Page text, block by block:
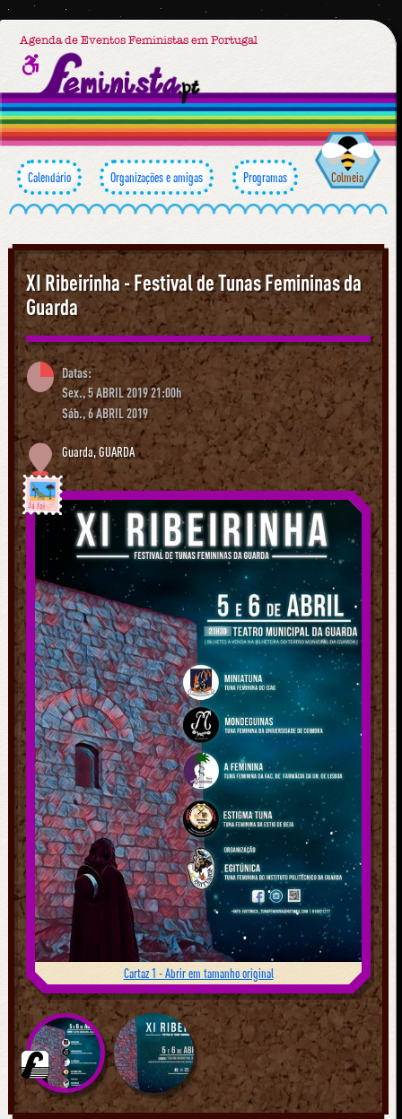
Agenda de Eventos Feministas em Portugal
Calendário Organizações e amigas Programas Colmeia
XI Ribeirinha - Festival de Tunas Femininas da
Guarda
Datas:
Sex., 5 ABRIL 2019 21:00h
Sáb., 6 ABRIL 2019
Guarda,GUARDA
Já foi
Cartaz 1 - Abrir em tamanho original